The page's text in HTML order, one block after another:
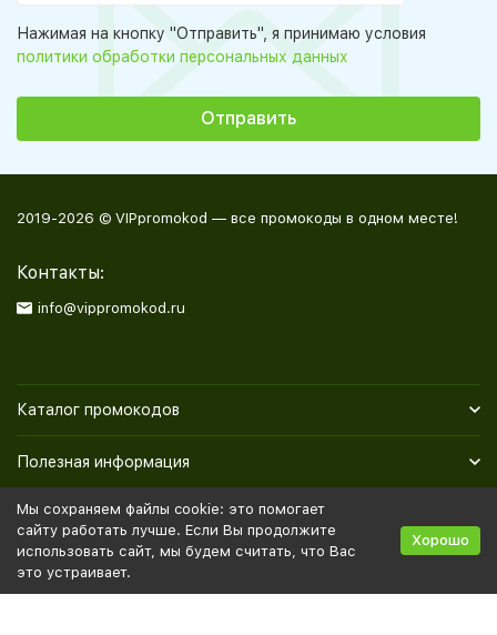
Нажимая на кнопку "Отправить", я принимаю условия
политики обработки персональных данных
2019-2026 © VIPpromokod — все промокоды в одном месте!
Контакты:
info@vippromokod.ru
Каталог промокодов
Полезная информация
Политика персональных данных Карта сайта
Мы сохраняем файлы cookie: это помогает
сайту работать лучше. Если Вы продолжите
использовать сайт, мы будем считать, что Вас
это устраивает.
Хорошо